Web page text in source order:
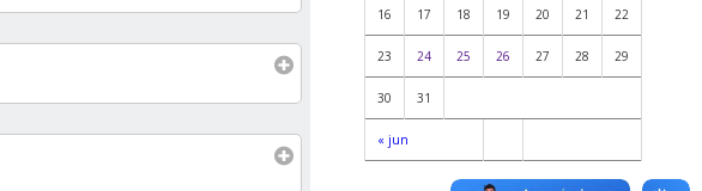
« jun
16 17 18 19 20 21 22
23 24 25 26 27 28 29
30 31